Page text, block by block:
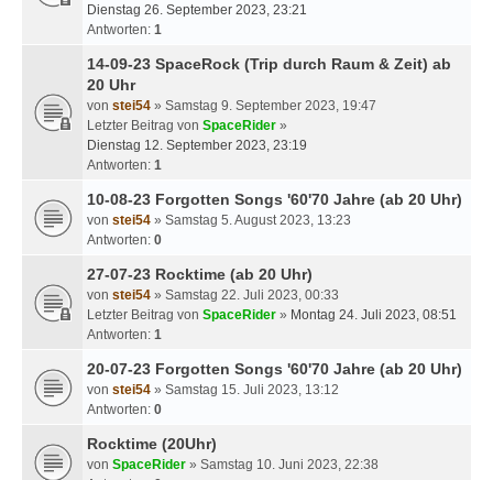
Dienstag 26. September 2023, 23:21
Antworten: 1
14-09-23 SpaceRock (Trip durch Raum & Zeit) ab
20 Uhr
von stei54 » Samstag 9. September 2023, 19:47
Letzter Beitrag von SpaceRider »
Dienstag 12. September 2023, 23:19
Antworten: 1
10-08-23 Forgotten Songs '60'70 Jahre (ab 20 Uhr)
von stei54 » Samstag 5. August 2023, 13:23
Antworten: 0
27-07-23 Rocktime (ab 20 Uhr)
von stei54 » Samstag 22. Juli 2023, 00:33
Letzter Beitrag von SpaceRider » Montag 24. Juli 2023, 08:51
Antworten: 1
20-07-23 Forgotten Songs '60'70 Jahre (ab 20 Uhr)
von stei54 » Samstag 15. Juli 2023, 13:12
Antworten: 0
Rocktime (20Uhr)
von SpaceRider » Samstag 10. Juni 2023, 22:38